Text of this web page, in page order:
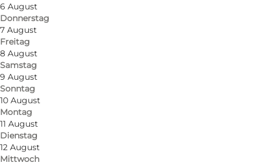
6 August
Donnerstag
7 August
Freitag
8 August
Samstag
9 August
Sonntag
10 August
Montag
11 August
Dienstag
12 August
Mittwoch